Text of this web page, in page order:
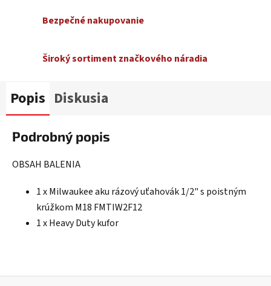
Bezpečné nakupovanie
Široký sortiment značkového náradia
Popis Diskusia
Podrobný popis
OBSAH BALENIA
1 x Milwaukee aku rázový uťahovák 1/2" s poistným
krúžkom M18 FMTIW2F12
1 x Heavy Duty kufor